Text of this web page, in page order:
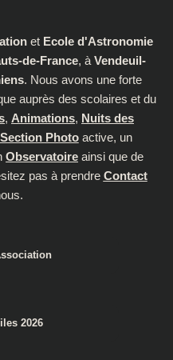
et Ecole d'Astronomie
de-France, à Vendeuil-
. Nous avons une forte
auprès des scolaires et du
, Animations, Nuits des
Section Photoactive, un
Observatoire ainsi que de
pas à prendre Contact
2026